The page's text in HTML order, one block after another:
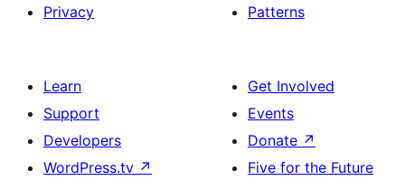
Privacy
Patterns
Learn
Support
Developers
WordPress.tv ↗
Get Involved
Events
Donate ↗
Five for the Future